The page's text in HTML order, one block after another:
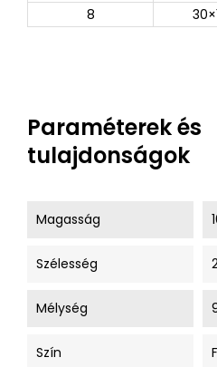
8
Paraméterek és
tulajdonságok
Magasság
Szélesség
Mélység
Szín